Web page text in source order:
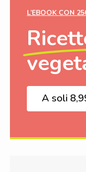
L’EBOOK CON
A soli